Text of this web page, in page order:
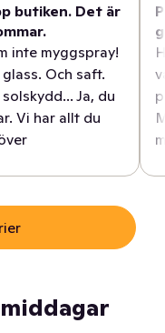
butiken. Det är
inte myggspray!
glass. Och saft.
Ja, du
Vi har allt du